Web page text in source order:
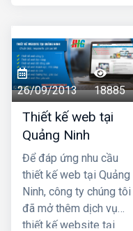
kế web hợp lý, giá cả
cạnh tranh nhất. Công
ty chúng tôi có đội ngũ
lập trình nhiều kinh
nhgiệm, đội ngũ tư vấn
am hiểu nhiệt tình với
khách hàng. Mã
nguồn website dùng
thiết kế được chúng tôi
tự phát triển có độ bảo
mật cao, dễ dàng sử
dụng đối với cả những
26/09/2013 18885
Thiết kế web tại
Quảng Ninh
Để đáp ứng nhu cầu
thiết kế web tại Quảng
Ninh, công ty chúng tôi
đã mở thêm dịch vụ
thiết kế website tại